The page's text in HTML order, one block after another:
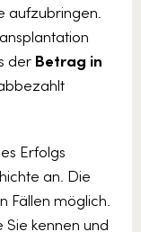
aufzubringen.
der Betrag in
Erfolgs
an. Die
Fällen möglich.
Sie kennen und